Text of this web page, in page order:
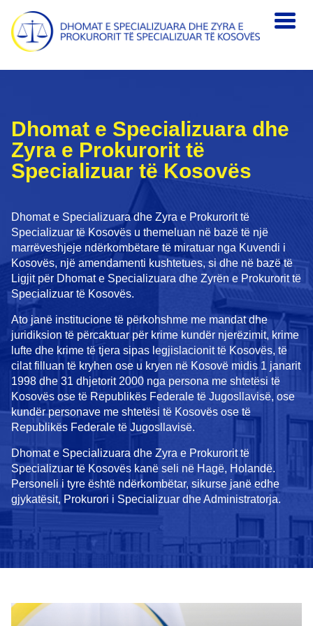
Skip to main content
Dhomat e Specializuara dhe
Zyra e Prokurorit tё
Specializuar tё Kosovёs
Dhomat e Specializuara dhe Zyra e Prokurorit të
Specializuar të Kosovës u themeluan në bazë të një
marrëveshjeje ndërkombëtare të miratuar nga Kuvendi i
Kosovës, një amendamenti kushtetues, si dhe në bazë të
Ligjit për Dhomat e Specializuara dhe Zyrën e Prokurorit të
Specializuar të Kosovës.
Ato janë institucione të përkohshme me mandat dhe
juridiksion të përcaktuar për krime kundër njerëzimit, krime
lufte dhe krime të tjera sipas legjislacionit të Kosovës, të
cilat filluan të kryhen ose u kryen në Kosovë midis 1 janarit
1998 dhe 31 dhjetorit 2000 nga persona me shtetësi të
Kosovës ose të Republikës Federale të Jugosllavisë, ose
kundër personave me shtetësi të Kosovës ose të
Republikës Federale të Jugosllavisë.
Dhomat e Specializuara dhe Zyra e Prokurorit të
Specializuar të Kosovës kanë seli në Hagë, Holandë.
Personeli i tyre është ndërkombëtar, sikurse janë edhe
gjykatësit, Prokurori i Specializuar dhe Administratorja.
In focus